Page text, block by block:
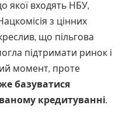
якої входять НБУ,
з цінних
що пільгова
підтримати ринок і
момент, проте
базуватися
кредитуванні.